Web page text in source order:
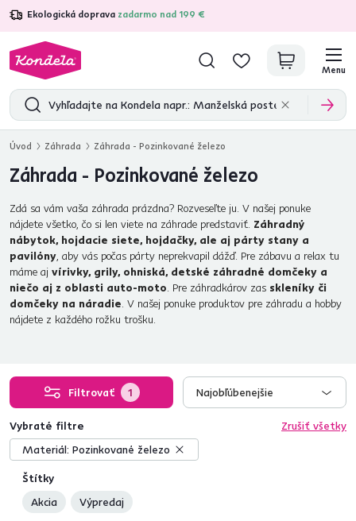
Ekologická doprava zadarmo nad 199 €
4,7 31 375overených produktových recenzií
Menu
Úvod Záhrada Záhrada - Pozinkované železo
Záhrada - Pozinkované železo
Zdá sa vám vaša záhrada prázdna? Rozveseľte ju. V našej ponuke
nájdete všetko, čo si len viete na záhrade predstaviť. Záhradný
nábytok, hojdacie siete, hojdačky, ale aj párty stany a
pavilóny, aby vás počas párty neprekvapil dážď. Pre zábavu a relax tu
máme aj vírivky, grily, ohniská, detské záhradné domčeky a
niečo aj z oblasti auto-moto. Pre záhradkárov zas skleníky či
domčeky na náradie. V našej ponuke produktov pre záhradu a hobby
nájdete z každého rožku trošku.
Filtrovať 1 Najobľúbenejšie
Štítky
Akcia
Výpredaj
Vybraté filtre
Zrušiť všetky
Materiál: Pozinkované železo